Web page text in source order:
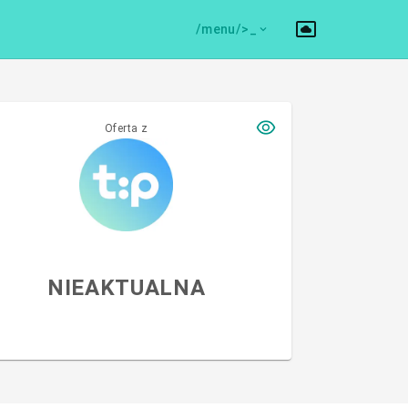
/menu/>
Oferta z
NIEAKTUALNA